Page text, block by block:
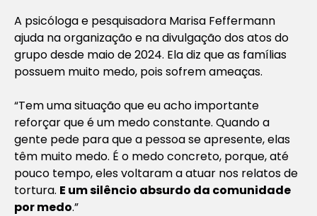
A psicóloga e pesquisadora Marisa Feffermann
ajuda na organização e na divulgação dos atos do
grupo desde maio de 2024. Ela diz que as famílias
possuem muito medo, pois sofrem ameaças.
“Tem uma situação que eu acho importante
reforçar que é um medo constante. Quando a
gente pede para que a pessoa se apresente, elas
têm muito medo. É o medo concreto, porque, até
pouco tempo, eles voltaram a atuar nos relatos de
tortura. E um silêncio absurdo da comunidade
por medo.”